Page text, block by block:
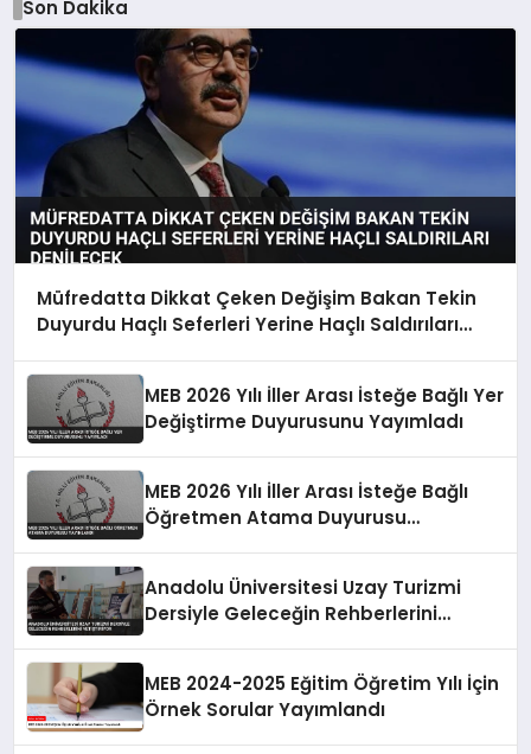
Son Dakika
Müfredatta Dikkat Çeken Değişim Bakan Tekin
Duyurdu Haçlı Seferleri Yerine Haçlı Saldırıları
MEB 2026 Yılı İller Arası İsteğe Bağlı Yer
Değiştirme Duyurusunu Yayımladı
MEB 2026 Yılı İller Arası İsteğe Bağlı
Öğretmen Atama Duyurusu
Anadolu Üniversitesi Uzay Turizmi
Dersiyle Geleceğin Rehberlerini
MEB 2024-2025 Eğitim Öğretim Yılı İçin
Örnek Sorular Yayımlandı